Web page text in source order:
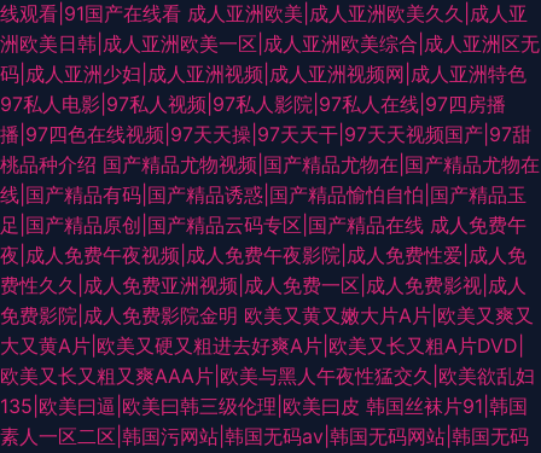
线观看|91国产在线看 成人亚洲欧美|成人亚洲欧美久久|成人亚
洲欧美日韩|成人亚洲欧美一区|成人亚洲欧美综合|成人亚洲区无
码|成人亚洲少妇|成人亚洲视频|成人亚洲视频网|成人亚洲特色
97私人电影|97私人视频|97私人影院|97私人在线|97四房播
播|97四色在线视频|97天天操|97天天干|97天天视频国产|97甜
桃品种介绍 国产精品尤物视频|国产精品尤物在|国产精品尤物在
线|国产精品有码|国产精品诱惑|国产精品愉怕自怕|国产精品玉
足|国产精品原创|国产精品云码专区|国产精品在线 成人免费午
夜|成人免费午夜视频|成人免费午夜影院|成人免费性爱|成人免
费性久久|成人免费亚洲视频|成人免费一区|成人免费影视|成人
免费影院|成人免费影院金明 欧美又黄又嫩大片A片|欧美又爽又
大又黄A片|欧美又硬又粗进去好爽A片|欧美又长又粗A片DVD|
欧美又长又粗又爽AAA片|欧美与黑人午夜性猛交久|欧美欲乱妇
135|欧美曰逼|欧美曰韩三级伦理|欧美曰皮 韩国丝袜片91|韩国
素人一区二区|韩国污网站|韩国无码av|韩国无码网站|韩国无码